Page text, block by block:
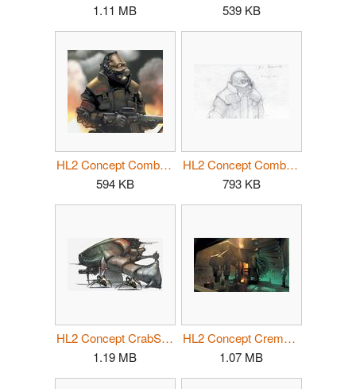
1.11 MB
539 KB
HL2 Concept CombineSoldier 02.jpg
594 KB
HL2 Concept CombineSoldier.jpg
793 KB
HL2 Concept CrabSynth.jpg
1.19 MB
HL2 Concept CrematorFactory.jpg
1.07 MB